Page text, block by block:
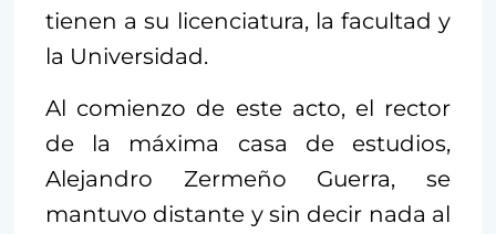
tienen a su licenciatura, la facultad y
la Universidad.
Al comienzo de este acto, el rector
de la máxima casa de estudios,
Alejandro Zermeño Guerra, se
mantuvo distante y sin decir nada al